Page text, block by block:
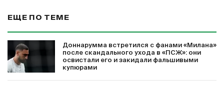
ЕЩЕ ПО ТЕМЕ
Доннарумма встретился с фанами «Милана»
после скандального ухода в «ПСЖ»: они
освистали его и закидали фальшивыми
купюрами